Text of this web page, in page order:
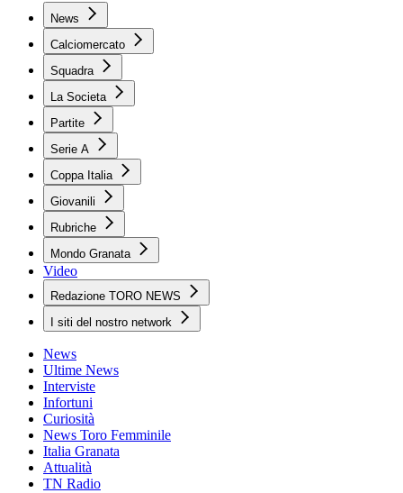
News
Calciomercato
Squadra
La Societa
Partite
Serie A
Coppa Italia
Giovanili
Rubriche
Mondo Granata
Video
Redazione TORO NEWS
I siti del nostro network
News
Ultime News
Interviste
Infortuni
Curiosità
News Toro Femminile
Italia Granata
Attualità
TN Radio